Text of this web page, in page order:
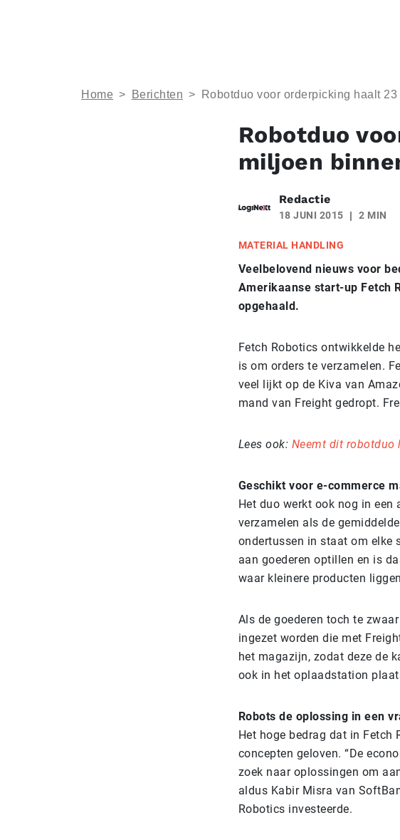
Home > Berichten > Robotduo voor orderpicking haalt
Robotduo
miljoen
Redactie
18 JUNI 2015 2 MIN
MATERIAL HANDLING
Veelbelovend nieuws voor
Amerikaanse start-up Fetch
opgehaald.
Fetch Robotics ontwikkelde
is om orders te verzamelen.
veel lijkt op de Kiva van
mand van Freight gedropt.
Lees ook: Neemt dit robotduo
Geschikt voor e-commerce
Het duo werkt ook nog in een
verzamelen als de
ondertussen in staat om elke
aan goederen optillen en is
waar kleinere producten
Als de goederen toch te
ingezet worden die met
het magazijn, zodat deze de
ook in het oplaadstation
Robots de oplossing in een
Het hoge bedrag dat in Fetch
concepten geloven. “De
zoek naar oplossingen om
aldus Kabir Misra van
Robotics investeerde.